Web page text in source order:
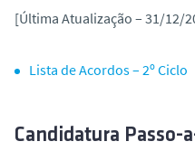
[Última Atualização – 31/12/
Lista de Acordos – 2º Ciclo
Candidatura Passo-